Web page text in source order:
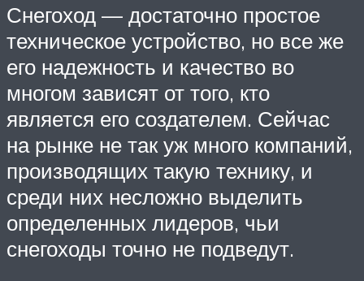
Снегоход — достаточно простое
техническое устройство, но все же
его надежность и качество во
многом зависят от того, кто
является его создателем. Сейчас
на рынке не так уж много компаний,
производящих такую технику, и
среди них несложно выделить
определенных лидеров, чьи
снегоходы точно не подведут.